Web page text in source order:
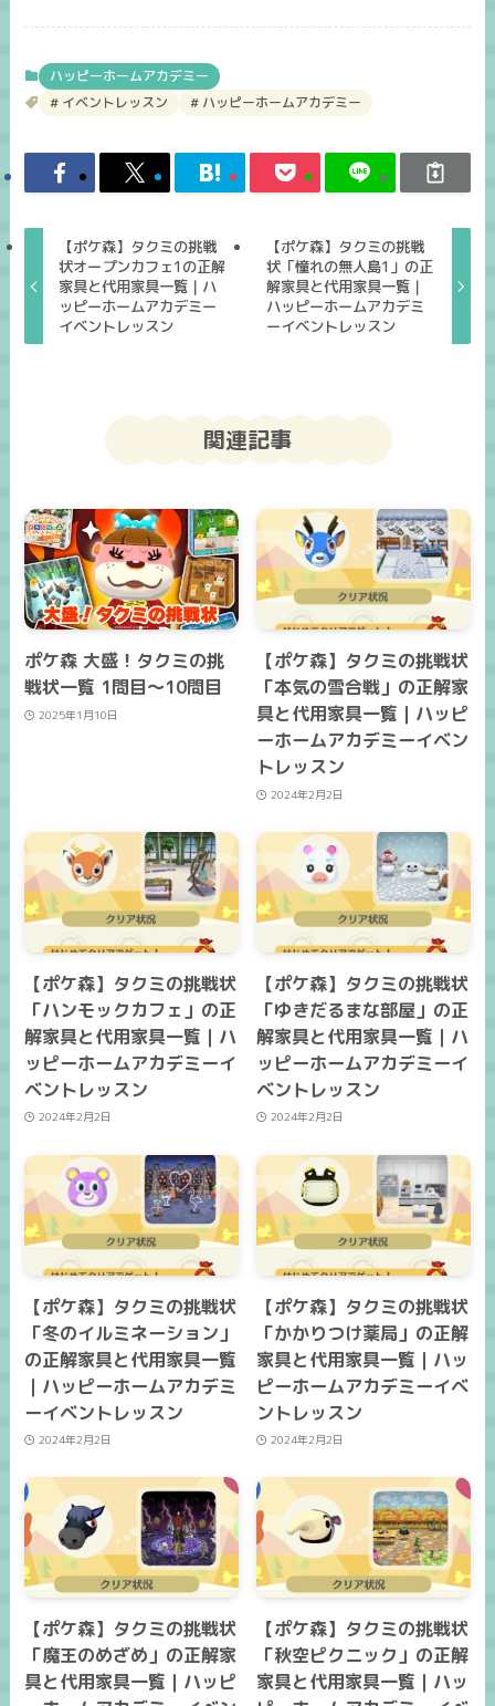
ハッピーホームアカデミー
イベントレッスン
ハッピーホームアカデミー
【ポケ森】タクミの挑戦
状オープンカフェ1の正解
家具と代用家具一覧｜ハ
ッピーホームアカデミー
イベントレッスン
【ポケ森】タクミの挑戦
状「憧れの無人島1」の正
解家具と代用家具一覧｜
ハッピーホームアカデミ
ーイベントレッスン
関連記事
ポケ森 大盛！タクミの挑
戦状一覧 1問目～10問目
2025年1月10日
【ポケ森】タクミの挑戦状
「本気の雪合戦」の正解家
具と代用家具一覧｜ハッピ
ーホームアカデミーイベン
トレッスン
2024年2月2日
【ポケ森】タクミの挑戦状
「ハンモックカフェ」の正
解家具と代用家具一覧｜ハ
ッピーホームアカデミーイ
ベントレッスン
2024年2月2日
【ポケ森】タクミの挑戦状
「ゆきだるまな部屋」の正
解家具と代用家具一覧｜ハ
ッピーホームアカデミーイ
ベントレッスン
2024年2月2日
【ポケ森】タクミの挑戦状
「冬のイルミネーション」
の正解家具と代用家具一覧
｜ハッピーホームアカデミ
ーイベントレッスン
2024年2月2日
【ポケ森】タクミの挑戦状
「かかりつけ薬局」の正解
家具と代用家具一覧｜ハッ
ピーホームアカデミーイベ
ントレッスン
2024年2月2日
【ポケ森】タクミの挑戦状
「魔王のめざめ」の正解家
具と代用家具一覧｜ハッピ
【ポケ森】タクミの挑戦状
「秋空ピクニック」の正解
家具と代用家具一覧｜ハッ